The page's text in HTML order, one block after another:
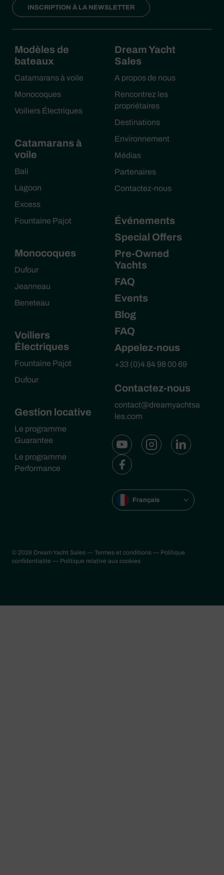
INSCRIPTION À LA NEWSLETTER
Modèles de
bateaux
Catamarans à voile
Monocoques
Voiliers Électriques
Catamarans à
voile
Bali
Lagoon
Excess
Fountaine Pajot
Monocoques
Dufour
Jeanneau
Beneteau
Voiliers
Électriques
Fountaine Pajot
Dufour
Gestion locative
Le programme
Guarantee
Le programme
Performance
Dream Yacht
Sales
A propos de nous
Rencontrez les
propriétaires
Destinations
Environnement
Médias
Partenaires
Contactez-nous
Événements
Special Offers
Pre-Owned
Yachts
FAQ
Events
Blog
FAQ
Appelez-nous
+33 (0)4 84 98 00 69
Contactez-nous
contact@dreamyachtsa
les.com
Français
© 2026 Dream Yacht Sales — Termes et conditions — Politique
confidentialite — Politique relative aux cookies